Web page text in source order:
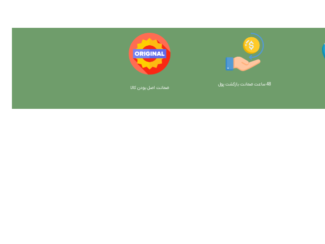
48 ساعت ضمانت بازگش ت پول
ضمانت اصل بودن کالا